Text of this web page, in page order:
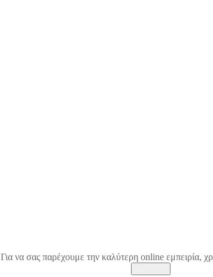
Για να σας παρέχουμε την καλύτερη online εμπειρία,